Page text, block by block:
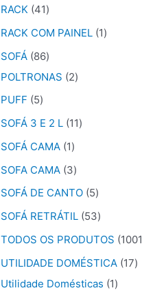
RACK 41
RACK COM PAINEL 1
SOFÁ 86
POLTRONAS 2
PUFF 5
SOFÁ 3 E 2 L 11
SOFÁ CAMA 1
SOFA CAMA 3
SOFÁ DE CANTO 5
SOFÁ RETRÁTIL 53
TODOS OS PRODUTOS 1001
UTILIDADE DOMÉSTICA 17
Utilidade Domésticas 1